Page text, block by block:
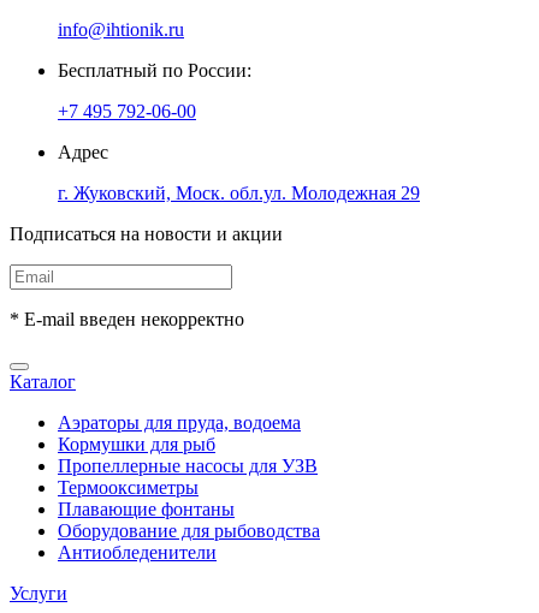
info@ihtionik.ru
Бесплатный по России:
+7 495 792-06-00
Адрес
г. Жуковский, Моск. обл.ул. Молодежная 29
Подписаться на новости и акции
* E-mail введен некорректно
Каталог
Аэраторы для пруда, водоема
Кормушки для рыб
Пропеллерные насосы для УЗВ
Термооксиметры
Плавающие фонтаны
Оборудование для рыбоводства
Антиобледенители
Услуги